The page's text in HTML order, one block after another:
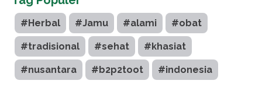
#Herbal #Jamu #alami #obat
#tradisional #sehat #khasiat
#nusantara #b2p2toot #indonesia